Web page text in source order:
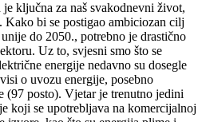
ključna za naš svakodnevni život,
bi se postigao ambiciozan cilj
do 2050., potrebno je drastično
Uz to, svjesni smo što se
energije nedavno su dosegle
o uvozu energije, posebno
(97 posto). Vjetar je trenutno jedini
koji se upotrebljava na komercijalnoj